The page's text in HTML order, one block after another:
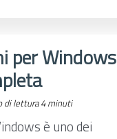
per Windows
di lettura 4 minuti
è uno dei